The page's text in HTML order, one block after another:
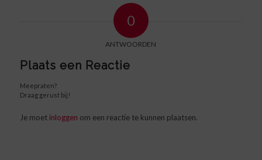
0
ANTWOORDEN
Plaats een Reactie
Meepraten?
Draag gerust bij!
Je moet inloggen om een reactie te kunnen plaatsen.